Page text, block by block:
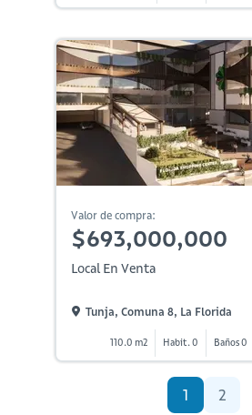
Valor de compra:
$693,000,000
Local En Venta
Tunja, Comuna 8, La Florida
110.0 m2 Habit. 0 Baños 0
1 2